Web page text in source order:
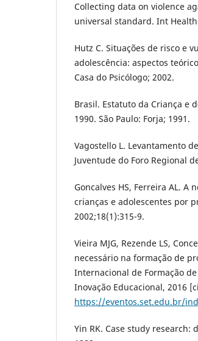
Collecting data on violence
universal standard. Int
Hutz C. Situações de risco e
adolescência: aspectos
Casa do Psicólogo; 2002.
Brasil. Estatuto da Criança e
1990. São Paulo: Forja; 1991.
Vagostello L. Levantamento
Juventude do Foro Regional
Goncalves HS, Ferreira AL.
crianças e adolescentes por
2002;18(1):315-9.
Vieira MJG, Rezende LS,
necessário na formação de
Internacional de Formação
Inovação Educacional, 2016
https://eventos.set.edu.br/
Yin RK. Case study research: